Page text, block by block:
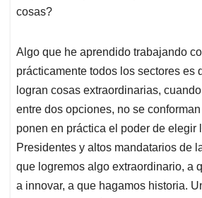
cosas?
Algo que he aprendido trabajando
prácticamente todos los sectores es
logran cosas extraordinarias,
entre dos opciones, no se
ponen en práctica el poder de elegir
Presidentes y altos mandatarios de
que logremos algo extraordinario, a
a innovar, a que hagamos historia.